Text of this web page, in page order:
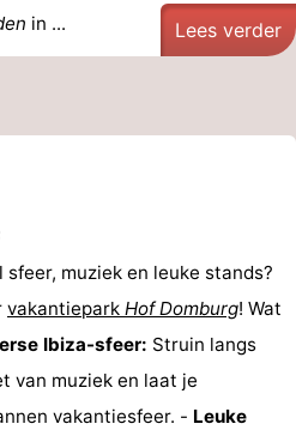
in ... Lees verder
muziek en leuke stands?
vakantiepark Hof Domburg! Wat
Ibiza-sfeer: Struin langs
van muziek en laat je
vakantiesfeer. - Leuke